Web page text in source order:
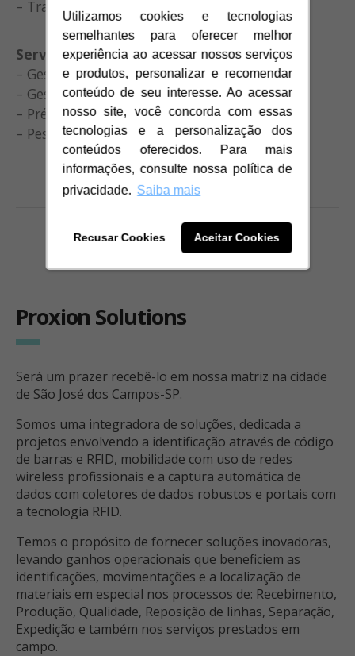
Utilizamos cookies e tecnologias
semelhantes para oferecer melhor
experiência ao acessar nossos serviços
e produtos, personalizar e recomendar
conteúdo de seu interesse. Ao acessar
nosso site, você concorda com essas
tecnologias e a personalização dos
conteúdos oferecidos. Para mais
informações, consulte nossa política de
privacidade. Saiba mais
Recusar Cookies Aceitar Cookies
Utilizamos cookies e tecnologias
semelhantes para oferecer melhor
experiência ao acessar nossos serviços
e produtos, personalizar e recomendar
conteúdo de seu interesse. Ao acessar
nosso site, você concorda com essas
tecnologias e a personalização dos
conteúdos oferecidos. Para mais
informações, consulte nossa política de
privacidade. Saiba mais
Recusar Cookies Aceitar Cookies
– Transação EDI
Serviço de campo
– Gestão de entregas / DSD
– Gestão de relacionamento com o cliente
– Pré-vendas/Gestão de pedidos
– Pesquisa
Proxion Solutions
Será um prazer recebê-lo em nossa matriz na cidade
de São José dos Campos-SP.
Somos uma integradora de soluções, dedicada a
projetos envolvendo a identificação através de código
de barras e RFID, mobilidade com uso de redes
wireless profissionais e a captura automática de
dados com coletores de dados robustos e portais com
a tecnologia RFID.
Temos o propósito de fornecer soluções inovadoras,
levando ganhos operacionais que beneficiem as
identificações, movimentações e a localização de
materiais em especial nos processos de: Recebimento,
Produção, Qualidade, Reposição de linhas, Separação,
Expedição e também nos serviços prestados em
campo.